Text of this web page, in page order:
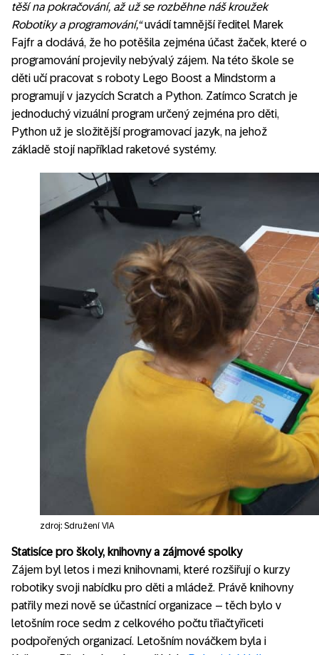
těší na pokračování, až už se rozběhne náš kroužek
Robotiky a programování,“uvádí tamnější ředitel Marek
Fajfr a dodává, že ho potěšila zejména účast žaček, které o
programování projevily nebývalý zájem. Na této škole se
děti učí pracovat s roboty Lego Boost a Mindstorm a
programují v jazycích Scratch a Python. Zatímco Scratch je
jednoduchý vizuální program určený zejména pro děti,
Python už je složitější programovací jazyk, na jehož
základě stojí například raketové systémy.
zdroj: Sdružení VIA
Statisíce pro školy, knihovny a zájmové spolky
Zájem byl letos i mezi knihovnami, které rozšiřují o kurzy
robotiky svoji nabídku pro děti a mládež. Právě knihovny
patřily mezi nově se účastnící organizace – těch bylo v
letošním roce sedm z celkového počtu třiačtyřiceti
podpořených organizací. Letošním nováčkem byla i